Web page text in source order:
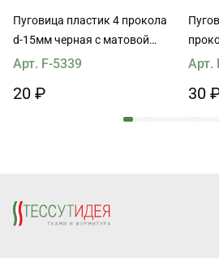
Пуговица пластик 4 прокола
d-15мм черная с матовой
серединкой
Арт. F-5339
20 ₽
Арт.
30